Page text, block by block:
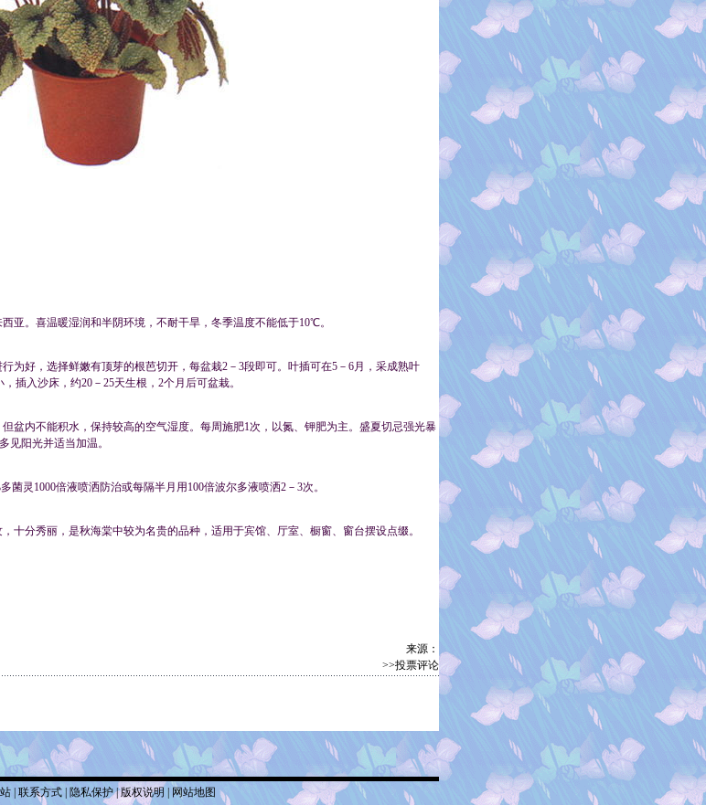
亚。喜温暖湿润和半阴环境，不耐干旱，冬季温度不能低于10℃。
为好，选择鲜嫩有顶芽的根芭切开，每盆栽2－3段即可。叶插可在5－6月，采成熟叶
插入沙床，约20－25天生根，2个月后可盆栽。
盆内不能积水，保持较高的空气湿度。每周施肥1次，以氮、钾肥为主。盛夏切忌强光暴
见阳光并适当加温。
菌灵1000倍液喷洒防治或每隔半月用100倍波尔多液喷洒2－3次。
十分秀丽，是秋海棠中较为名贵的品种，适用于宾馆、厅室、橱窗、窗台摆设点缀。
来源：
>>投票评论
联系方式 隐私保护|版权说明 网站地图